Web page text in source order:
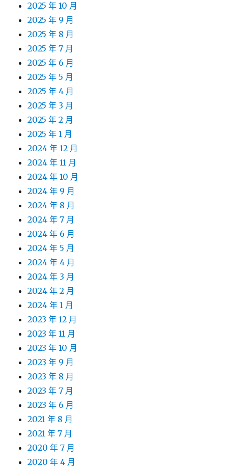
2025 年 10 月
2025 年 9 月
2025 年 8 月
2025 年 7 月
2025 年 6 月
2025 年 5 月
2025 年 4 月
2025 年 3 月
2025 年 2 月
2025 年 1 月
2024 年 12 月
2024 年 11 月
2024 年 10 月
2024 年 9 月
2024 年 8 月
2024 年 7 月
2024 年 6 月
2024 年 5 月
2024 年 4 月
2024 年 3 月
2024 年 2 月
2024 年 1 月
2023 年 12 月
2023 年 11 月
2023 年 10 月
2023 年 9 月
2023 年 8 月
2023 年 7 月
2023 年 6 月
2021 年 8 月
2021 年 7 月
2020 年 7 月
2020 年 4 月